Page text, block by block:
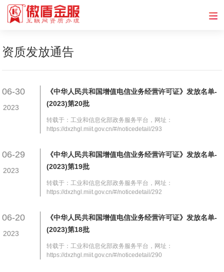
资质发放通告
06-30
2023
《中华人民共和国增值电信业务经营许可证》发放名单-
(2023)第20批
转载于：工业和信息化部政务服务平台，网址：
https://dxzhgl.miit.gov.cn/#/noticedetail/293
06-29
2023
《中华人民共和国增值电信业务经营许可证》发放名单-
(2023)第19批
转载于：工业和信息化部政务服务平台，网址：
https://dxzhgl.miit.gov.cn/#/noticedetail/292
06-20
2023
《中华人民共和国增值电信业务经营许可证》发放名单-
(2023)第18批
转载于：工业和信息化部政务服务平台，网址：
https://dxzhgl.miit.gov.cn/#/noticedetail/290